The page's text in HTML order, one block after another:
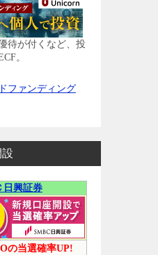
待が付くなど、投
。
ファンディング
日興証券
の当選確率UP!